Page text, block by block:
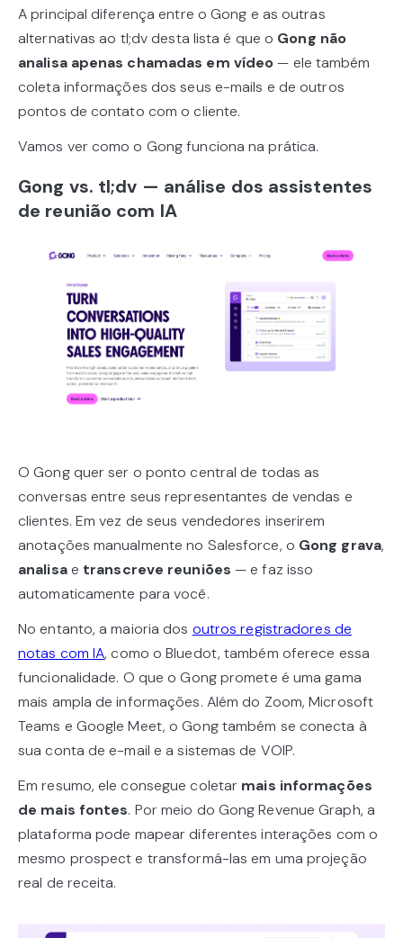
A principal diferença entre o Gong e as outras
alternativas ao tl;dv desta lista é que o Gong não
analisa apenas chamadas em vídeo— ele também
coleta informações dos seus e-mails e de outros
pontos de contato com o cliente.
Vamos ver como o Gong funciona na prática.
Gong vs. tl;dv — análise dos assistentes
de reunião com IA
O Gong quer ser o ponto central de todas as
conversas entre seus representantes de vendas e
clientes. Em vez de seus vendedores inserirem
anotações manualmente no Salesforce, o Gong grava,
analisae transcreve reuniões — e faz isso
automaticamente para você.
No entanto, a maioria dos outros registradores de
notas com IA, como o Bluedot, também oferece essa
funcionalidade. O que o Gong promete é uma gama
mais ampla de informações. Além do Zoom, Microsoft
Teams e Google Meet, o Gong também se conecta à
sua conta de e-mail e a sistemas de VOIP.
Em resumo, ele consegue coletar mais informações
de mais fontes. Por meio do Gong Revenue Graph, a
plataforma pode mapear diferentes interações com o
mesmo prospect e transformá-las em uma projeção
real de receita.